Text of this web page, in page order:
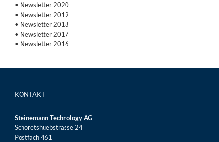
• Newsletter 2020
• Newsletter 2019
• Newsletter 2018
• Newsletter 2017
• Newsletter 2016
KONTAKT
Steinemann Technology AG
Schoretshuebstrasse 24
Postfach 461